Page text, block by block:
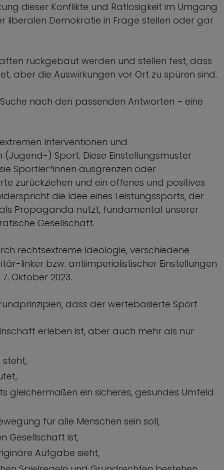
dieser Konflikte und Ratlosigkeit im Umgang
liberalen Demokratie in Frage stellen oder gar
rückgebaut werden und stellen fest, dass
aber die Auswirkungen vor Ort zu spüren sind.
nach den passenden Antworten – eine
Interventionen und
) Sport. Diese Einstellungsmuster
Sportler*innen ausgrenzen oder
zurückziehen und ein offenes und positives
die Idee eines Leistungssports, der
Propaganda nutzt, fundamental unserer
Gesellschaft.
rechtsextreme Ideologie, verschiedene
linker bzw. antiimperialistischer Einstellungen
Oktober 2023.
dass der wertebasierte Sport
erleben ist, aber auch mehr als nur
gleichermaßen ein sicheres, gesundes Umfeld
für alle Menschen sein soll,
Gesellschaft ist,
Aufgabe sieht,